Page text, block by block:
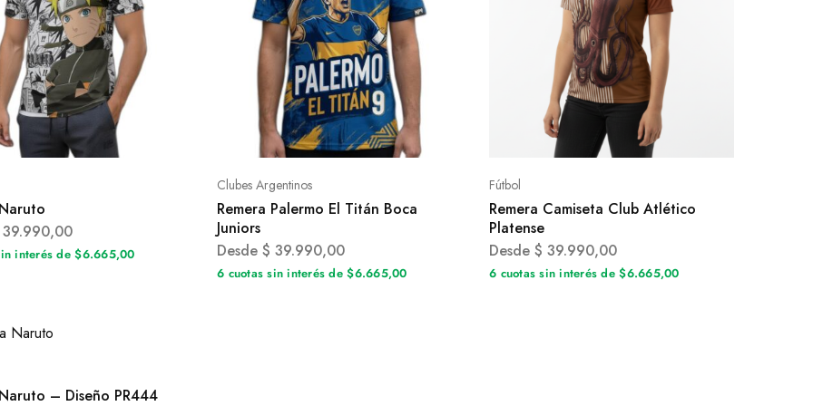
interés de $6.665,00
Clubes Argentinos
Remera Palermo El Titán Boca
Juniors
Desde $ 39.990,00
6 cuotas sin interés de $6.665,00
Fútbol
Remera Camiseta Club Atlético
Platense
Desde $ 39.990,00
6 cuotas sin interés de $6.665,00
– Diseño PR444